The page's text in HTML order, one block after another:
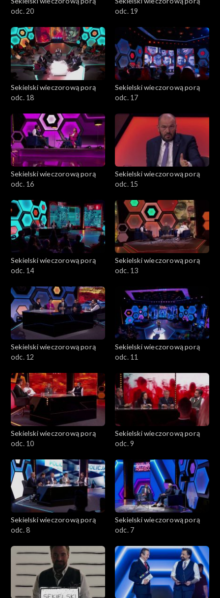
odc. 20
odc. 19
Sekielski wieczorową porą
odc. 18
Sekielski wieczorową porą
odc. 17
Sekielski wieczorową porą
odc. 16
Sekielski wieczorową porą
odc. 15
Sekielski wieczorową porą
odc. 14
Sekielski wieczorową porą
odc. 13
Sekielski wieczorową porą
odc. 12
Sekielski wieczorową porą
odc. 11
Sekielski wieczorową porą
odc. 10
Sekielski wieczorową porą
odc. 9
Sekielski wieczorową porą
odc. 8
Sekielski wieczorową porą
odc. 7